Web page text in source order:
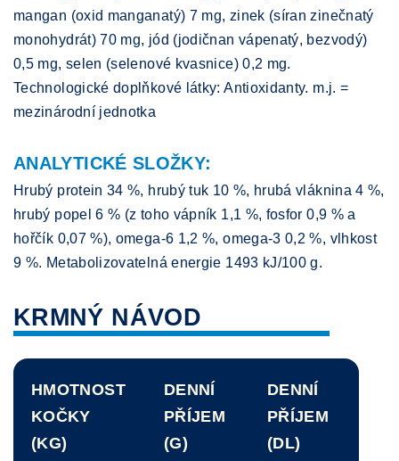
mangan (oxid manganatý) 7 mg, zinek (síran zinečnatý
monohydrát) 70 mg, jód (jodičnan vápenatý, bezvodý)
0,5 mg, selen (selenové kvasnice) 0,2 mg.
Technologické doplňkové látky: Antioxidanty. m.j. =
mezinárodní jednotka
ANALYTICKÉ SLOŽKY:
Hrubý protein 34 %, hrubý tuk 10 %, hrubá vláknina 4 %,
hrubý popel 6 % (z toho vápník 1,1 %, fosfor 0,9 % a
hořčík 0,07 %), omega-6 1,2 %, omega-3 0,2 %, vlhkost
9 %. Metabolizovatelná energie 1493 kJ/100 g.
KRMNÝ NÁVOD
HMOTNOST
KOČKY
(KG)
DENNÍ
PŘÍJEM
(G)
DENNÍ
PŘÍJEM
(DL)